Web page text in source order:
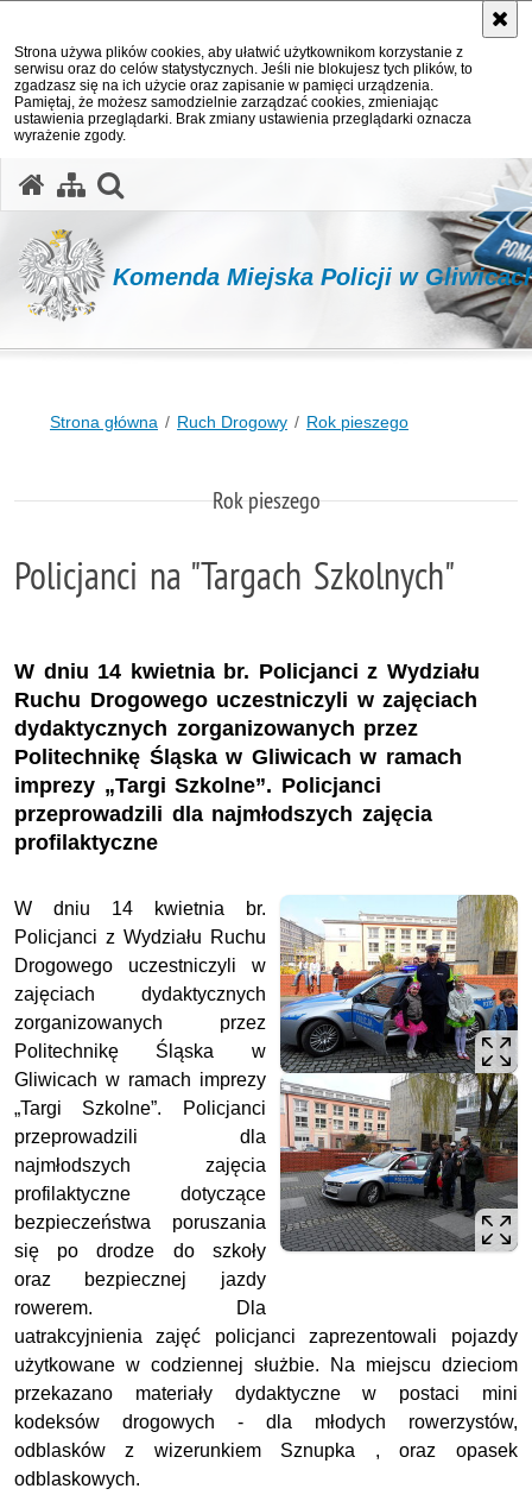
Strona używa plików cookies, aby ułatwić użytkownikom korzystanie z
serwisu oraz do celów statystycznych. Jeśli nie blokujesz tych plików, to
zgadzasz się na ich użycie oraz zapisanie w pamięci urządzenia.
Pamiętaj, że możesz samodzielnie zarządzać cookies, zmieniając
ustawienia przeglądarki. Brak zmiany ustawienia przeglądarki oznacza
wyrażenie zgody.
Komenda Miejska Policji w
Strona główna Ruch Drogowy Rok pieszego
Rok pieszego
Policjanci na "Targach Szkolnych"
W dniu 14 kwietnia br. Policjanci z Wydziału
Ruchu Drogowego uczestniczyli w zajęciach
dydaktycznych zorganizowanych przez
Politechnikę Śląska w Gliwicach w ramach
imprezy „Targi Szkolne”. Policjanci
przeprowadzili dla najmłodszych zajęcia
profilaktyczne
W dniu 14 kwietnia br.
Policjanci z Wydziału Ruchu
Drogowego uczestniczyli w
zajęciach dydaktycznych
zorganizowanych przez
Politechnikę Śląska w
Gliwicach w ramach imprezy
„Targi Szkolne”. Policjanci
przeprowadzili dla
najmłodszych zajęcia
profilaktyczne dotyczące
bezpieczeństwa poruszania
się po drodze do szkoły
oraz bezpiecznej jazdy
rowerem. Dla
uatrakcyjnienia zajęć policjanci zaprezentowali pojazdy
użytkowane w codziennej służbie. Na miejscu dzieciom
przekazano materiały dydaktyczne w postaci mini
kodeksów drogowych - dla młodych rowerzystów,
odblasków z wizerunkiem Sznupka , oraz opasek
odblaskowych.